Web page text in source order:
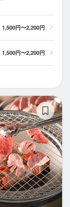
1,500円〜2,200円
1,500円〜2,200円